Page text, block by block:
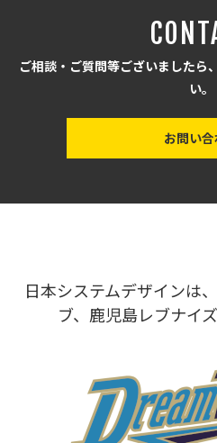
ご相談・ご質問等ございましたら
い。
お問い
日本システムデザインは
ブ、鹿児島レブナイ